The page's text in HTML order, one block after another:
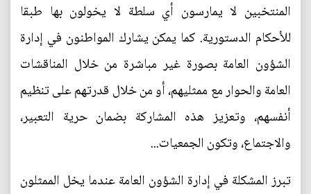
المنتخبين لا يمارسون أي سلطة لا يخولون بها طبقا
للأحكام الدستورية. كما يمكن يشارك المواطنون في إدارة
الشؤون العامة بصورة غير مباشرة من خلال المناقشات
العامة والحوار مع ممثليهم، أو من خلال قدرتهم على تنظيم
أنفسهم، وتعزيز هذه المشاركة بضمان حرية التعبير،
والاجتماع، وتكون الجمعيات...
تبرز المشكلة في إدارة الشؤون العامة عندما يخل الممثلون